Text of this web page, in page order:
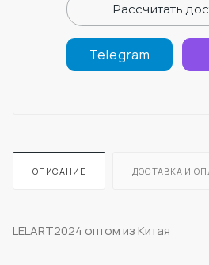
Рассчитать
Telegram
ОПИСАНИЕ ДОСТАВКА И
LELART2024 оптом из Китая